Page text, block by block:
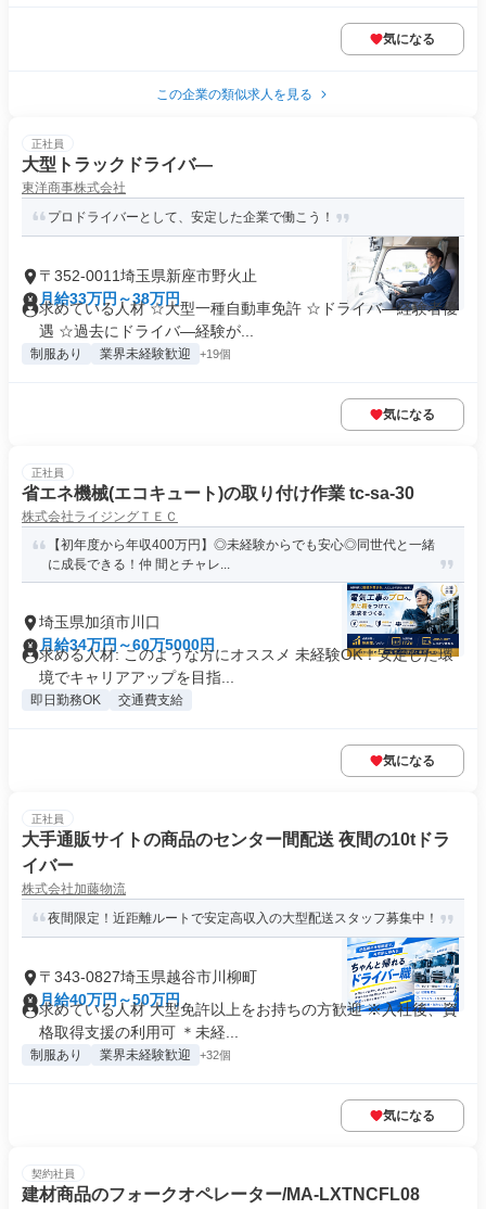
気になる
この企業の類似求人を見る
正社員
大型トラックドライバ―
東洋商事株式会社
プロドライバーとして、安定した企業で働こう！
〒352-0011埼玉県新座市野火止
月給33万円～38万円
求めている人材 ☆大型一種自動車免許 ☆ドライバ―経験者優
遇 ☆過去にドライバ―経験が...
制服あり 業界未経験歓迎 +19個
気になる
正社員
省エネ機械(エコキュート)の取り付け作業 tc-sa-30
株式会社ライジングＴＥＣ
【初年度から年収400万円】◎未経験からでも安心◎同世代と一緒
に成長できる！仲 間とチャレ...
埼玉県加須市川口
月給34万円～60万5000円
求める人材: このような方にオススメ 未経験OK！安定した環
境でキャリアアップを目指...
即日勤務OK 交通費支給
気になる
正社員
大手通販サイトの商品のセンター間配送 夜間の10tドラ
イバー
株式会社加藤物流
夜間限定！近距離ルートで安定高収入の大型配送スタッフ募集中！
〒343-0827埼玉県越谷市川柳町
月給40万円～50万円
求めている人材 大型免許以上をお持ちの方歓迎 ※入社後、資
格取得支援の利用可 ＊未経...
制服あり 業界未経験歓迎 +32個
気になる
契約社員
建材商品のフォークオペレーター/MA-LXTNCFL08